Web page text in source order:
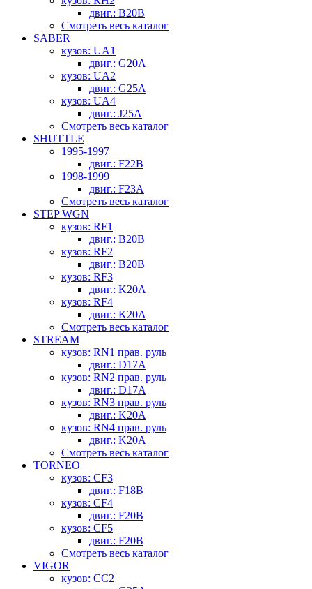
двиг.: B20B
Смотреть весь каталог
SABER
кузов: UA1
двиг.: G20A
кузов: UA2
двиг.: G25A
кузов: UA4
двиг.: J25A
Смотреть весь каталог
SHUTTLE
1995-1997
двиг.: F22B
1998-1999
двиг.: F23A
Смотреть весь каталог
STEP WGN
кузов: RF1
двиг.: B20B
кузов: RF2
двиг.: B20B
кузов: RF3
двиг.: K20A
кузов: RF4
двиг.: K20A
Смотреть весь каталог
STREAM
кузов: RN1 прав. руль
двиг.: D17A
кузов: RN2 прав. руль
двиг.: D17A
кузов: RN3 прав. руль
двиг.: K20A
кузов: RN4 прав. руль
двиг.: K20A
Смотреть весь каталог
TORNEO
кузов: CF3
двиг.: F18B
кузов: CF4
двиг.: F20B
кузов: CF5
двиг.: F20B
Смотреть весь каталог
VIGOR
кузов: CC2